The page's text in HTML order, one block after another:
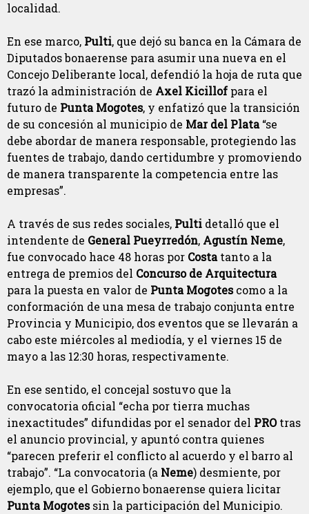
localidad.
En ese marco, Pulti, que dejó su banca en la Cámara de
Diputados bonaerense para asumir una nueva en el
Concejo Deliberante local, defendió la hoja de ruta que
trazó la administración de Axel Kicillof para el
futuro de Punta Mogotes, y enfatizó que la transición
de su concesión al municipio de Mar del Plata“se
debe abordar de manera responsable, protegiendo las
fuentes de trabajo, dando certidumbre y promoviendo
de manera transparente la competencia entre las
empresas”.
A través de sus redes sociales, Pulti detalló que el
intendente de General Pueyrredón, Agustín Neme,
fue convocado hace 48 horas por Costatanto a la
entrega de premios del Concurso de Arquitectura
para la puesta en valor de Punta Mogotescomo a la
conformación de una mesa de trabajo conjunta entre
Provincia y Municipio, dos eventos que se llevarán a
cabo este miércoles al mediodía, y el viernes 15 de
mayo a las 12:30 horas, respectivamente.
En ese sentido, el concejal sostuvo que la
convocatoria oficial “echa por tierra muchas
inexactitudes” difundidas por el senador del PROtras
el anuncio provincial, y apuntó contra quienes
“parecen preferir el conflicto al acuerdo y el barro al
trabajo”. “La convocatoria (a Neme) desmiente, por
ejemplo, que el Gobierno bonaerense quiera licitar
Punta Mogotessin la participación del Municipio.